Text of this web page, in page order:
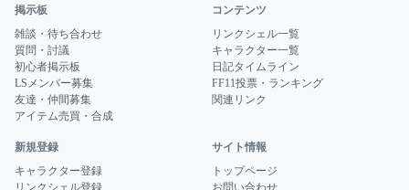
掲示板
雑談・待ち合わせ
質問・討議
初心者掲示板
LSメンバー募集
友達・仲間募集
アイテム売買・合成
コンテンツ
リンクシェル一覧
キャラクター一覧
日記タイムライン
FF11投票・ランキング
関連リンク
新規登録
キャラクター登録
リンクシェル登録
サイト情報
トップページ
お問い合わせ